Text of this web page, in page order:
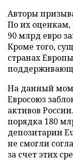
Авторы
По их оценкам,
90 млрд евро
Кроме того,
странах
На данный
Евросоюз
активов
порядка 180
депозитарии
не смогли
за счет этих